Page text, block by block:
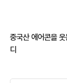
중국산 에어콘을
디